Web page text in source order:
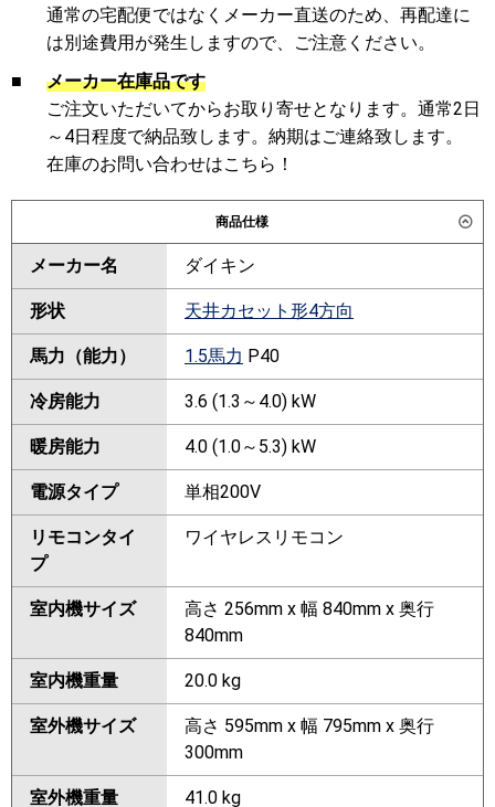
通常の宅配便ではなくメーカー直送のため、再配達に
は別途費用が発生しますので、ご注意ください。
■
メーカー在庫品です
ご注文いただいてからお取り寄せとなります。通常2日
～4日程度で納品致します。納期はご連絡致します。
在庫のお問い合わせはこちら！
商品仕様
メーカー名 ダイキン
形状 天井カセット形4方向
馬力（能力） 1.5馬力 P40
冷房能力 3.6 (1.3～4.0) kW
暖房能力 4.0 (1.0～5.3) kW
電源タイプ 単相200V
リモコンタイ
プ
ワイヤレスリモコン
室内機サイズ
高さ 256mm x 幅 840mm x 奥行
840mm
室内機重量 20.0 kg
室外機サイズ
高さ 595mm x 幅 795mm x 奥行
300mm
室外機重量 41.0 kg